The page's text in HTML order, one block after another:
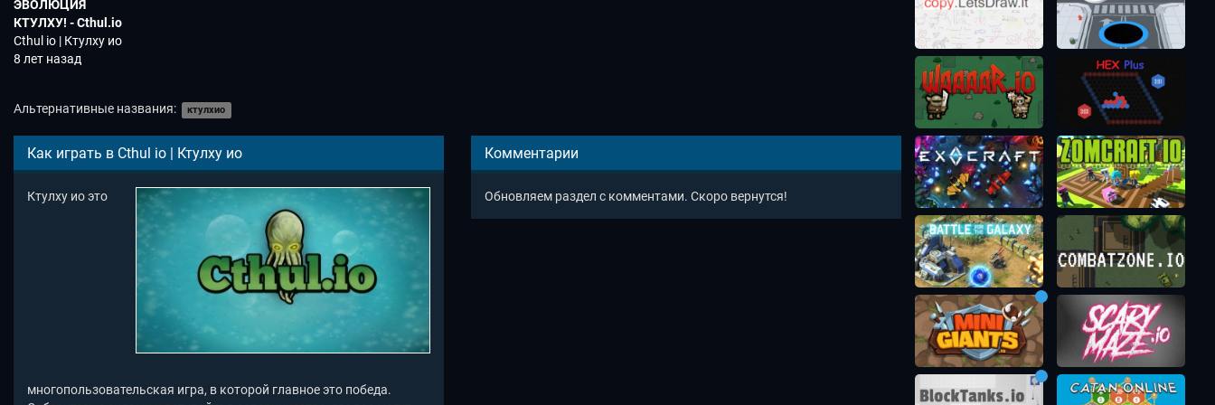
ЭВОЛЮЦИЯ
КТУЛХУ! - Cthul.io
Новая io Игра
Cthul io | Ктулху ио
8 лет назад
Альтернативные названия: ктулхио
Как играть в Cthul io | Ктулху ио
Ктулху ио это
многопользовательская игра, в которой главное это победа.
Комментарии
Обновляем раздел с комментами. Скоро вернутся!